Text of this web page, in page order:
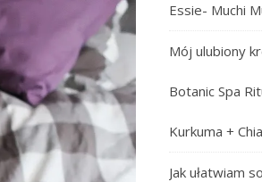
Essie- Muchi
Mój ulubiony
Botanic Spa
Kurkuma + Chia
Jak ułatwiam